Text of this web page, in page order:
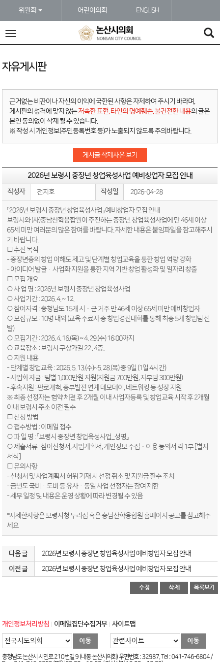
위원회
어린이의회 ENGLISH
전
자유게시판
근거없는 비판이나 자신의 이익에 국한된 사항은 자제하여 주시기 바라며,
게시판의 성격에 맞지 않는저속한 표현, 타인의 명예훼손, 불건전한 내용의 글은
본인 동의없이 삭제 될 수 있습니다.
※ 작성 시 개인정보(주민등록번호 등)가 노출되지 않도록 주의바랍니다.
게시글 삭제사유 보기
2026년 보령시 중장년 창업육성사업 예비창업자 모집 안내
작성자 전지호 작성일 2026-04-28
「2026년 보령시 중장년 창업육성사업」 예비창업자 모집 안내
보령시와 (사)충남산학융합원이 추진하는 중장년 창업육성사업에 만 46세 이상
65세 미만 여러분의 많은 참여를 바랍니다. 자세한 내용은 붙임파일을 참고해주시
기 바랍니다.
□ 추진 목적
- 중장년층의 창업 이해도 제고 및 단계별 창업교육을 통한 창업 역량 강화
- 아이디어 발굴·사업화 지원을 통한 지역 기반 창업 활성화 및 일자리 창출
□ 모집 개요
○ 사 업 명 : 2026년 보령시 중장년 창업육성사업
○ 사업기간 : 2026. 4. ~ 12.
○ 참여자격 : 충청남도 15개 시·군 거주 만 46세 이상 65세 미만 예비창업자
○ 모집규모 : 10명 내외 (교육 수료자 중 창업경진대회를 통해 최종 5개 창업팀 선
발)
○ 모집기간 : 2026. 4. 16.(목) ~ 4. 29.(수) 16:00까지
○ 교육장소 : 보령시 구상가길 22 , 4층.
○ 지원 내용
- 단계별 창업교육 : 2026. 5. 13.(수)~5. 28.(목) 중 9일 (1일 4시간)
- 사업화 자금 : 팀별 1,000만원 지원(지원금 700만원, 자부담 300만원)
- 후속지원 : 판로개척, 중부발전 연계 데모데이, 네트워킹 등 성장 지원
※ 최종 선정자는 협약 체결 후 2개월 이내 사업자등록 및 창업교육 시작 후 2개월
이내 보령시 주소 이전 필수
□ 신청 방법
○ 접수방법 : 이메일 접수
○ 파 일 명 : 「보령시 중장년 창업육성사업_성명」
○ 제출서류 : 참여신청서, 사업계획서, 개인정보 수집·이용 동의서 각 1부 [별지
서식]
□ 유의사항
- 신청서 및 사업계획서 허위 기재 시 선정 취소 및 지원금 환수 조치
- 금년도 국비·도비 등 유사·동일 사업 선정자는 참여 제한
- 세부 일정 및 내용은 운영 상황에 따라 변경될 수 있음
*자세한사항은 보령시청 누리집 혹은 충남산학융합원 홈페이지 공고를 참고해주
세요
다음 글
2026년 보령시 중장년 창업육성사업 예비창업자 모집 안내
이전 글
2026년 보령시 중장년 창업육성사업 예비창업자 모집 안내
개인정보처리방침 이메일집단수집거부 사이트맵
충청남도 논산시 시민로 210번길 9 (내동 논산시의회) 우편번호 : 32987, Tel : 041-746-6804 /